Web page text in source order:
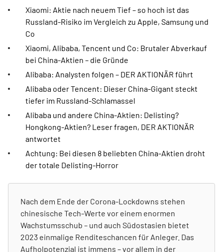
Xiaomi: Aktie nach neuem Tief – so hoch ist das
Russland-Risiko im Vergleich zu Apple, Samsung und
Co
Xiaomi, Alibaba, Tencent und Co: Brutaler Abverkauf
bei China-Aktien – die Gründe
Alibaba: Analysten folgen – DER AKTIONÄR führt
Alibaba oder Tencent: Dieser China-Gigant steckt
tiefer im Russland-Schlamassel
Alibaba und andere China-Aktien: Delisting?
Hongkong-Aktien? Leser fragen, DER AKTIONÄR
antwortet
Achtung: Bei diesen 8 beliebten China-Aktien droht
der totale Delisting-Horror
Nach dem Ende der Corona-Lockdowns stehen
chinesische Tech-Werte vor einem enormen
Wachstumsschub – und auch Südostasien bietet
2023 einmalige Renditeschancen für Anleger. Das
Aufholpotenzial ist immens – vor allem in der